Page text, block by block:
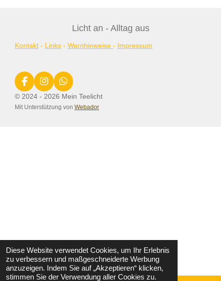
Diese Website verwendet Cookies, um Ihr Erlebnis
zu verbessern und maßgeschneiderte Werbung
anzuzeigen. Indem Sie auf „Akzeptieren“ klicken,
stimmen Sie der Verwendung aller Cookies zu.
Licht an - Alltag aus
Kontakt - Links - Warnhinweise - Impressum
F
a
c
e
I
n
s
t
W
h
t
© 2024 - 2026 Mein Teelicht
Mit Unterstützung von Webador